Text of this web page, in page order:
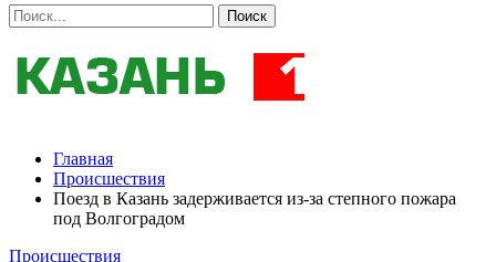
Главная
Происшествия
Поезд в Казань задерживается из-за степного пожара
под Волгоградом
Происшествия